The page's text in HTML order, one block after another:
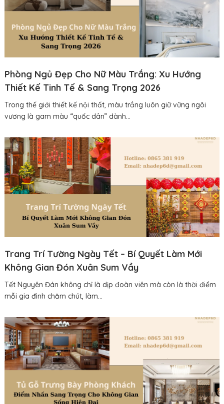
Phòng Ngủ Đẹp Cho Nữ Màu Trắng: Xu Hướng
Thiết Kế Tinh Tế & Sang Trọng 2026
Trong thế giới thiết kế nội thất, màu trắng luôn giữ vững ngôi
vương là gam màu “quốc dân” dành...
Trang Trí Tường Ngày Tết – Bí Quyết Làm Mới
Không Gian Đón Xuân Sum Vầy
Tết Nguyên Đán không chỉ là dịp đoàn viên mà còn là thời điểm
mỗi gia đình chăm chút, làm...